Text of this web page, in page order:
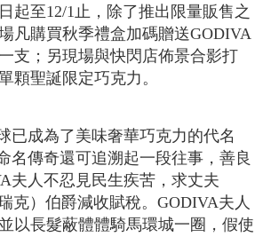
起至12/1止，除了推出限量販售之
凡購買秋季禮盒加碼贈送GODIVA
支；另現場與快閃店佈景合影打
顆聖誕限定巧克力。
已成為了美味奢華巧克力的代名
名傳奇還可追溯起一段往事，善良
夫人不忍見民生疾苦，求丈夫
克）伯爵減收賦稅。GODIVA夫人
以長髮蔽體體騎馬環城一圈，假使